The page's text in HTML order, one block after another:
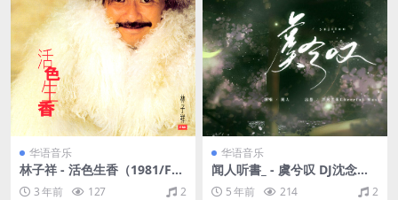
华语音乐
林子祥 - 活色生香（1981/FL
AC/分轨/233M）
3 年前 127 2
华语音乐
闻人听書_ - 虞兮叹 DJ沈念（F
lac/26M）
5 年前 214 2